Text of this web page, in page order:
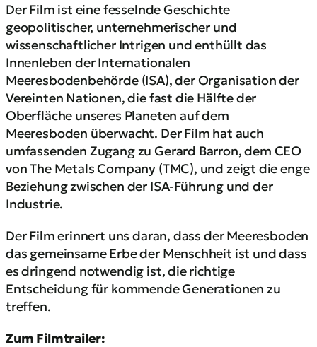
Der Film ist eine fesselnde Geschichte
geopolitischer, unternehmerischer und
wissenschaftlicher Intrigen und enthüllt das
Innenleben der Internationalen
Meeresbodenbehörde (ISA), der Organisation der
Vereinten Nationen, die fast die Hälfte der
Oberfläche unseres Planeten auf dem
Meeresboden überwacht. Der Film hat auch
umfassenden Zugang zu Gerard Barron, dem CEO
von The Metals Company (TMC), und zeigt die enge
Beziehung zwischen der ISA-Führung und der
Industrie.
Der Film erinnert uns daran, dass der Meeresboden
das gemeinsame Erbe der Menschheit ist und dass
es dringend notwendig ist, die richtige
Entscheidung für kommende Generationen zu
treffen.
Zum Filmtrailer: